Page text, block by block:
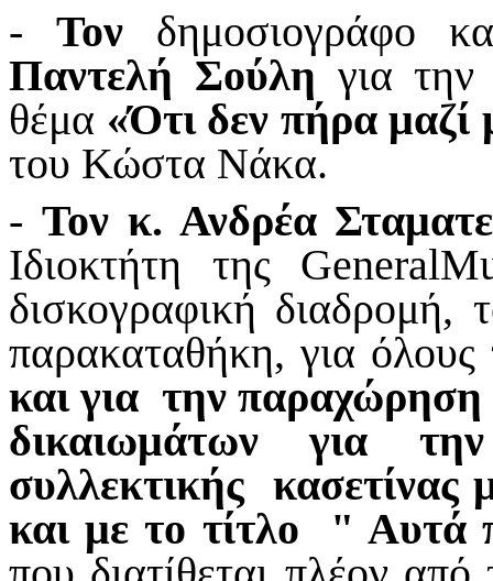
-Τον δημοσιογράφο
Παντελή Σούλη για
θέμα «Ότι δεν πήρα
του Κώστα Νάκα.
- Τον κ. Ανδρέα
Ιδιοκτήτη της General
δισκογραφική
παρακαταθήκη, για
και για την
δικαιωμάτων για
συλλεκτικής
και με το τίτλο " Αυτά